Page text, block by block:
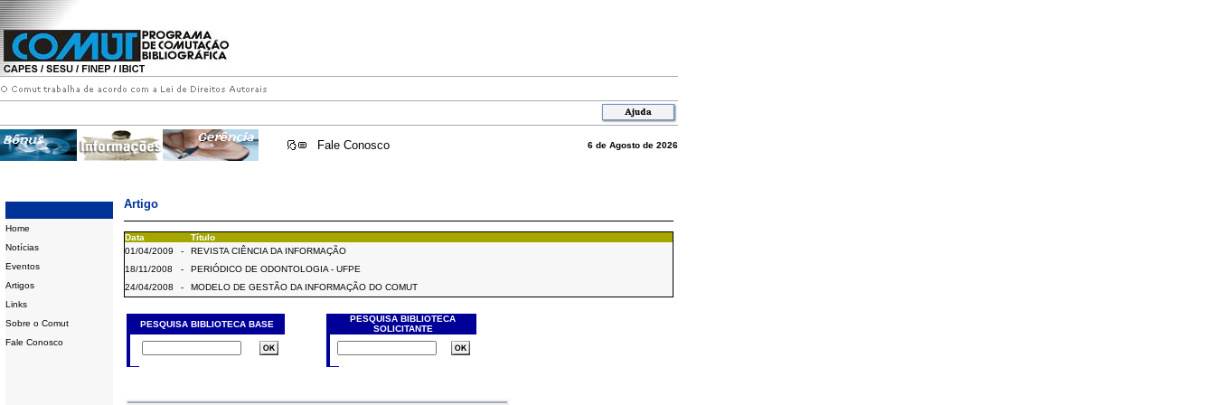
Fale Conosco 6 de Agosto de 2026
Home
Notícias
Eventos
Artigos
Links
Sobre o Comut
Fale Conosco
Artigo
Data
Título
01/04/2009
-
REVISTA CIÊNCIA DA INFORMAÇÃO
18/11/2008
-
PERIÓDICO DE ODONTOLOGIA - UFPE
24/04/2008
- MODELO DE GESTÃO DA INFORMAÇÃO DO COMUT
PESQUISA BIBLIOTECA BASE
PESQUISA BIBLIOTECA
SOLICITANTE